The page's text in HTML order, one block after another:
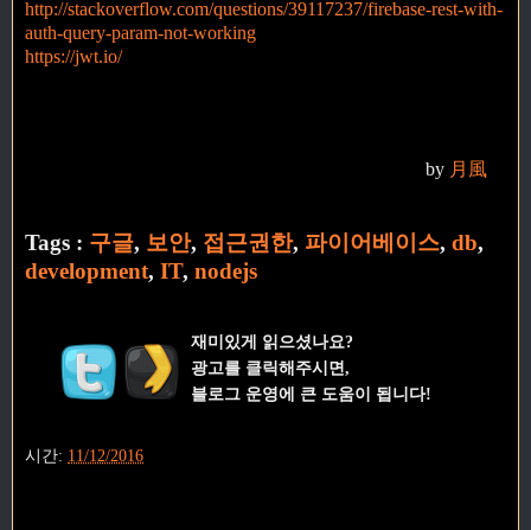
http://stackoverflow.com/questions/39117237/firebase-rest-with-
auth-query-param-not-working
https://jwt.io/
by 月風
Tags : 구글, 보안, 접근권한, 파이어베이스, db,
development, IT, nodejs
재미있게 읽으셨나요?
광고를 클릭해주시면,
블로그 운영에 큰 도움이 됩니다!
시간: 11/12/2016